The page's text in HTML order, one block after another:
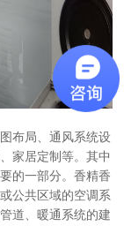
布局、通风系统设
家居定制等。其中
的一部分。香精香
公共区域的空调系
道、暖通系统的建